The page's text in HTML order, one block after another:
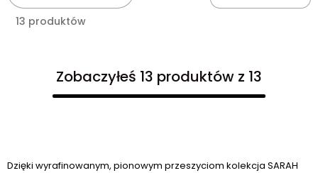
13 produktów
Zobaczyłeś 13 produktów z 13
Dzięki wyrafinowanym, pionowym przeszyciom kolekcja SARAH